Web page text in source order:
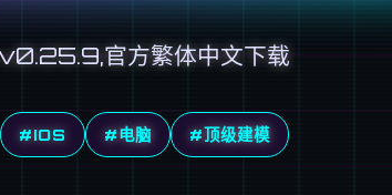
官方繁体中文下载
#IOS #电脑 #顶级建模